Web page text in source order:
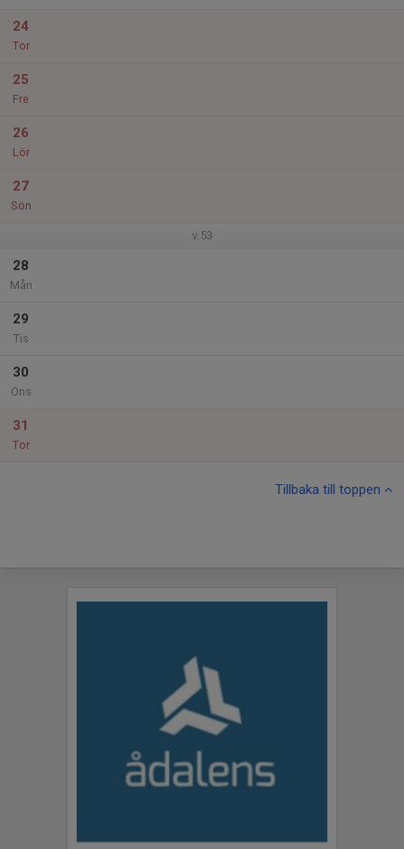
24
Tor
25
Fre
26
Lör
27
Sön
v.53
28
Mån
29
Tis
30
Ons
31
Tor
Tillbaka till toppen